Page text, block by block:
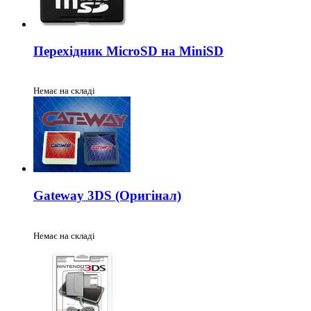
Перехідник MicroSD на MiniSD
Немає на складі
Gateway 3DS (Оригінал)
Немає на складі